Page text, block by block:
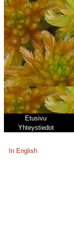
Etusivu
Yhteystiedot
In English